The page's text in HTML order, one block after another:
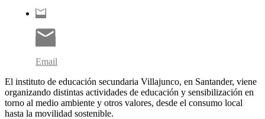
Email
El instituto de educación secundaria Villajunco, en Santander, viene
organizando distintas actividades de educación y sensibilización en
torno al medio ambiente y otros valores, desde el consumo local
hasta la movilidad sostenible.